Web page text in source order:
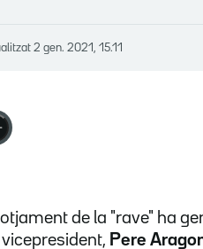
2 gen. 2021, 15.11
de la "rave" ha
Pere